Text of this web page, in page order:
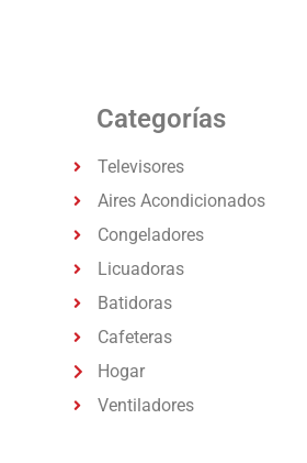
Categorías
Televisores
Aires Acondicionados
Congeladores
Licuadoras
Batidoras
Cafeteras
Hogar
Ventiladores